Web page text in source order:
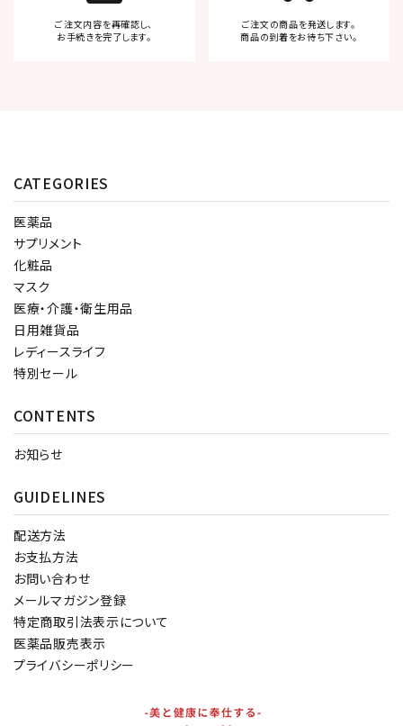
ご注文内容を再確認し、
お手続きを完了します。
ご注文の商品を発送します。
商品の到着をお待ち下さい。
CATEGORIES
医薬品
サプリメント
化粧品
マスク
医療・介護・衛生用品
日用雑貨品
レディースライフ
特別セール
CONTENTS
お知らせ
GUIDELINES
配送方法
お支払方法
お問い合わせ
メールマガジン登録
特定商取引法表示について
医薬品販売表示
プライバシーポリシー